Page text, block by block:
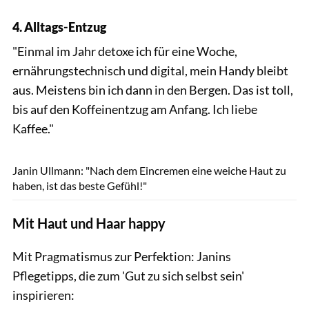
4. Alltags-Entzug
"Einmal im Jahr detoxe ich für eine Woche,
ernährungstechnisch und digital, mein Handy bleibt
aus. Meistens bin ich dann in den Bergen. Das ist toll,
bis auf den Koffeinentzug am Anfang. Ich liebe
Kaffee."
Janin Ullmann: "Nach dem Eincremen eine weiche Haut zu
haben, ist das beste Gefühl!"
Mit Haut und Haar happy
Mit Pragmatismus zur Perfektion: Janins
Pflegetipps, die zum 'Gut zu sich selbst sein'
inspirieren: